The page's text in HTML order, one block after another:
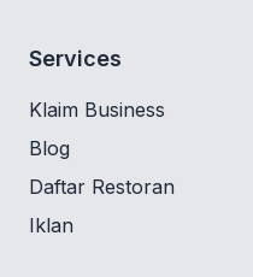
Services
Klaim Business
Blog
Daftar Restoran
Iklan